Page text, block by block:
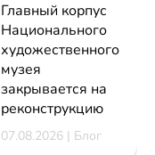
Главный корпус
Национального
художественного
музея
закрывается на
реконструкцию
07.08.2026 | Блог